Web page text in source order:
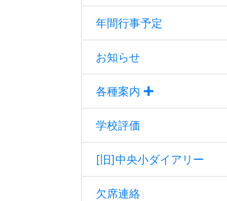
年間行事予定
お知らせ
各種案内
学校評価
[旧]中央小ダイアリー
欠席連絡